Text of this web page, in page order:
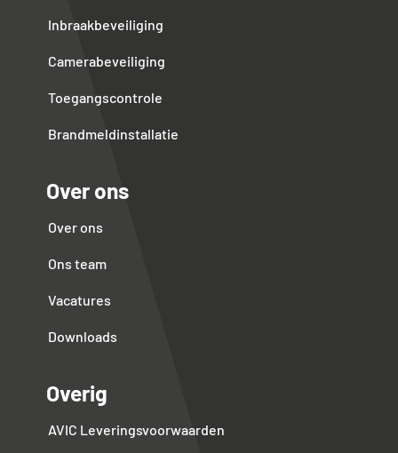
Inbraakbeveiliging
Camerabeveiliging
Toegangscontrole
Brandmeldinstallatie
Over ons
Over ons
Ons team
Vacatures
Downloads
Overig
AVIC Leveringsvoorwaarden